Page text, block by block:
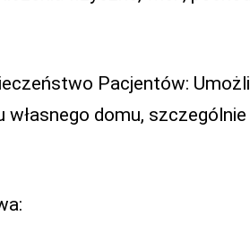
Pacjentów:
własnego domu,